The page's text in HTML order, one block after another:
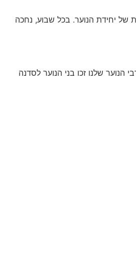
של יחידת הנוער. בכל שבוע, נחכה
הנוער שלנו זכו בני הנוער לסדנה